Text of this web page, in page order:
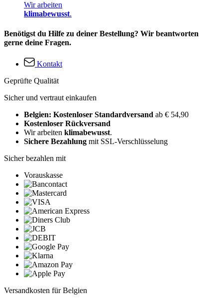
Wir arbeiten
klimabewusst.
Benötigst du Hilfe zu deiner Bestellung? Wir beantworten
gerne deine Fragen.
Kontakt
Geprüfte Qualität
Sicher und vertraut einkaufen
Belgien: Kostenloser Standardversand ab € 54,90
Kostenloser Rückversand
Wir arbeiten klimabewusst.
Sichere Bezahlung mit SSL-Verschlüsselung
Sicher bezahlen mit
Vorauskasse
Versandkosten für Belgien